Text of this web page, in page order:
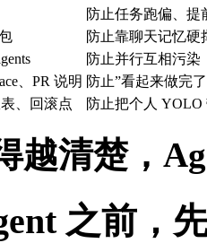
防止任务跑偏、提
防止靠聊天记忆硬
防止并行互相污染
、PR 说明 防止”看起来做完
、回滚点 防止把个人 YOLO
越清楚，
之前，